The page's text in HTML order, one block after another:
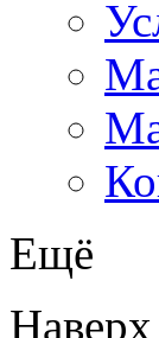
Ещё
Наверх